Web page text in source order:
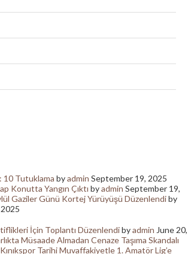
10 Tutuklama byadmin September 19, 2025
Konutta Yangın Çıktı byadmin September 19,
Gaziler Günü Kortej Yürüyüşü Düzenlendiby
İçin Toplantı Düzenlendibyadmin June 20,
Müsaade Almadan Cenaze Taşıma Skandalı
Kınıkspor Tarihi Muvaffakiyetle 1. Amatör Lig’e